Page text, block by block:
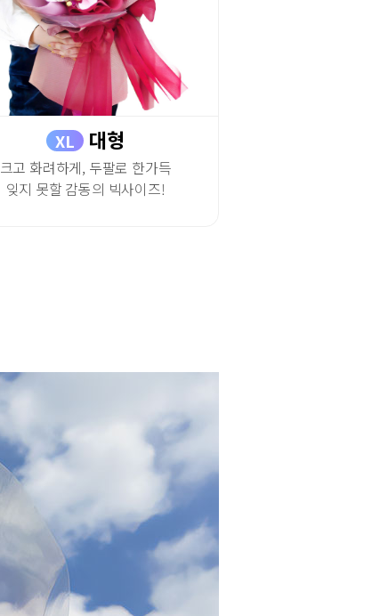
XL 대형
크고 화려하게, 두팔로 한가득
잊지 못할 감동의 빅사이즈!